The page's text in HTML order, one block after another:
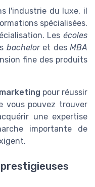
l'industrie du luxe, il
spécialisées.
Lesécoles
bacheloret desMBA
fine des produits
pour réussir
vous pouvez trouver
une expertise
importante de